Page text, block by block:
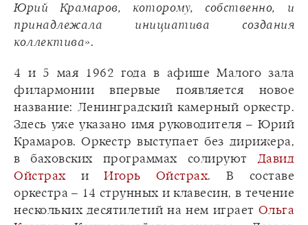
Юрий Крамаров, которому, собственно, и
принадлежала инициатива создания
коллектива».
4 и 5 мая 1962 года в афише Малого зала
филармонии впервые появляется новое
название: Ленинградский камерный оркестр.
Здесь уже указано имя руководителя – Юрий
Крамаров. Оркестр выступает без дирижера,
в баховских программах солируют Давид
Ойстрах иИгорь Ойстрах. В составе
оркестра – 14 струнных и клавесин, в течение
нескольких десятилетий на нем играет Ольга